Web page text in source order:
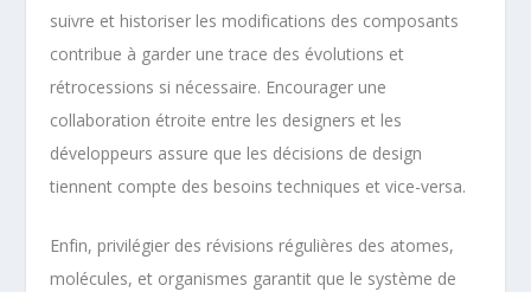
suivre et historiser les modifications des composants
contribue à garder une trace des évolutions et
rétrocessions si nécessaire. Encourager une
collaboration étroite entre les designers et les
développeurs assure que les décisions de design
tiennent compte des besoins techniques et vice-versa.
Enfin, privilégier des révisions régulières des atomes,
molécules, et organismes garantit que le système de